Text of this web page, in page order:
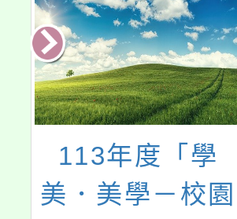
校長及教師專業
發展中心辦理